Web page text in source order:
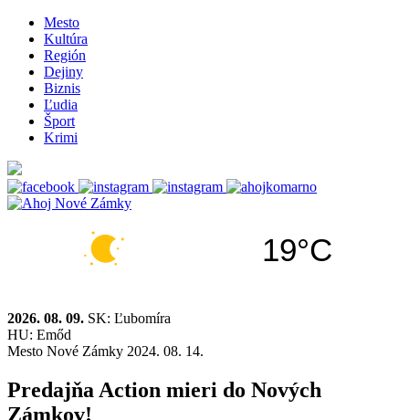
Mesto
Kultúra
Región
Dejiny
Biznis
Ľudia
Šport
Krimi
19°C
2026. 08. 09. SK: Ľubomíra
HU: Emőd
Mesto Nové Zámky 2024. 08. 14.
Predajňa Action mieri do Nových
Zámkov!